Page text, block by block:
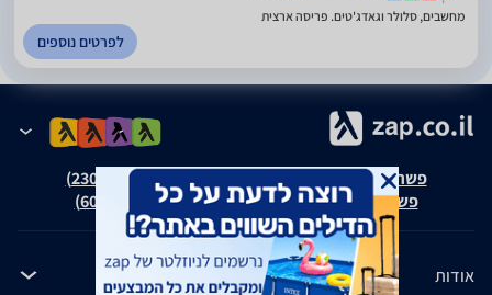
מחשבים, סלולר וגאדג'טים. פריסה ארצית
לפרטים נוספים
פשרה בת"צ אבנצ'יק נ' זאפ גרופ (ת"צ 23008-08-20)
פשרה בת"צ כהנים נ' זאפ גרופ (ת"צ 60371-12-19)
אודות